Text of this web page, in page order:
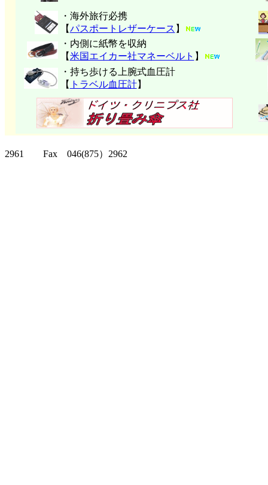
・海外旅行必携
【パスポートレザーケース 】
・内側に紙幣を収納
【米国エイカー社マネーベルト 】
・持ち歩ける上腕式血圧計
【 トラベル血圧計】
2961 Fax 046(875）2962